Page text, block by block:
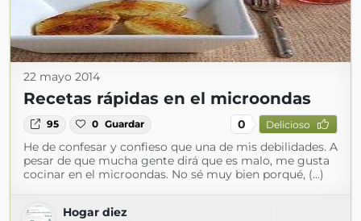
22 mayo 2014
Recetas rápidas en el microondas
95 0 Guardar 0 Delicioso
He de confesar y confieso que una de mis debilidades. A
pesar de que mucha gente dirá que es malo, me gusta
cocinar en el microondas. No sé muy bien porqué, (...)
Hogar diez